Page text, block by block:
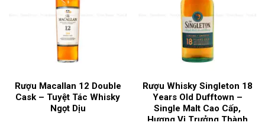
Rượu Macallan 12 Double
Cask – Tuyệt Tác Whisky
Ngọt Dịu
Rượu Whisky Singleton 18
Years Old Dufftown –
Single Malt Cao Cấp,
Hương Vị Trưởng Thành